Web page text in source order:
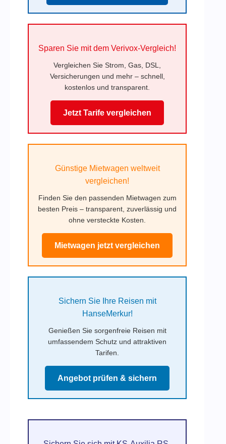
Sparen Sie mit dem Verivox-Vergleich!
Vergleichen Sie Strom, Gas, DSL,
Versicherungen und mehr – schnell,
kostenlos und transparent.
Jetzt Tarife vergleichen
Günstige Mietwagen weltweit
vergleichen!
Finden Sie den passenden Mietwagen zum
besten Preis – transparent, zuverlässig und
ohne versteckte Kosten.
Mietwagen jetzt vergleichen
Sichern Sie Ihre Reisen mit
HanseMerkur!
Genießen Sie sorgenfreie Reisen mit
umfassendem Schutz und attraktiven
Tarifen.
Angebot prüfen & sichern